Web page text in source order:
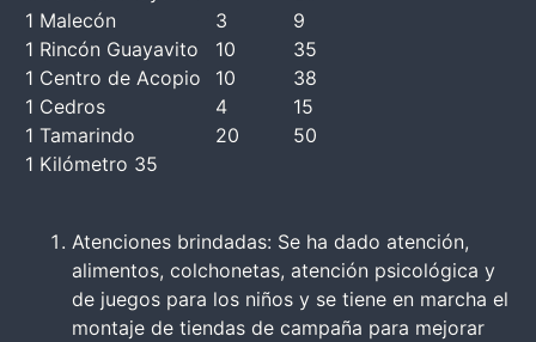
1 Malecón
1 Rincón Guayavito
1 Centro de Acopio
1 Cedros
1 Tamarindo
1 Kilómetro 35
3
10
10
4
20
9
35
38
15
50
Atenciones brindadas: Se ha dado atención,
alimentos, colchonetas, atención psicológica y
de juegos para los niños y se tiene en marcha el
montaje de tiendas de campaña para mejorar